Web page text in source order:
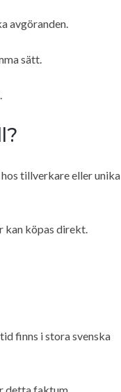
avgöranden.
sätt.
tillverkare eller unika
kan köpas direkt.
finns i stora svenska